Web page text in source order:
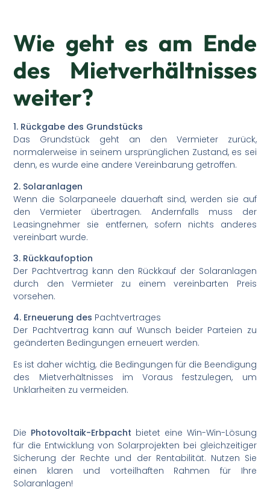
Wie geht es am Ende
des Mietverhältnisses
weiter?
1. Rückgabe des Grundstücks
Das Grundstück geht an den Vermieter zurück,
normalerweise in seinem ursprünglichen Zustand, es sei
denn, es wurde eine andere Vereinbarung getroffen.
2. Solaranlagen
Wenn die Solarpaneele dauerhaft sind, werden sie auf
den Vermieter übertragen. Andernfalls muss der
Leasingnehmer sie entfernen, sofern nichts anderes
vereinbart wurde.
3. Rückkaufoption
Der Pachtvertrag kann den Rückkauf der Solaranlagen
durch den Vermieter zu einem vereinbarten Preis
vorsehen.
4. Erneuerung des Pachtvertrages
Der Pachtvertrag kann auf Wunsch beider Parteien zu
geänderten Bedingungen erneuert werden.
Es ist daher wichtig, die Bedingungen für die Beendigung
des Mietverhältnisses im Voraus festzulegen, um
Unklarheiten zu vermeiden.
Die Photovoltaik-Erbpacht bietet eine Win-Win-Lösung
für die Entwicklung von Solarprojekten bei gleichzeitiger
Sicherung der Rechte und der Rentabilität. Nutzen Sie
einen klaren und vorteilhaften Rahmen für Ihre
Solaranlagen!